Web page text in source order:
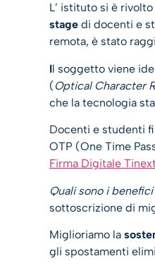
L’ istituto si è
stage di docenti e
remota, è stato
Il soggetto viene
(Optical Character
che la tecnologia
Docenti e studenti
OTP (One Time
Firma Digitale
Quali sono i
sottoscrizione di
Miglioriamo la
gli spostamenti